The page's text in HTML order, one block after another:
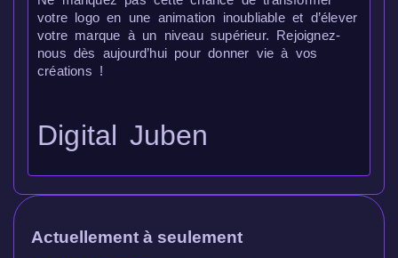
votre logo en une animation inoubliable et d’élever
votre marque à un niveau supérieur. Rejoignez-
nous dès aujourd’hui pour donner vie à vos
créations !
Digital Juben
Actuellement à seulement